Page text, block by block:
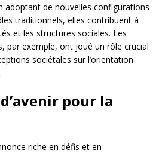
adoptant de nouvelles configurations
traditionnels, elles contribuent à
et les structures sociales. Les
par exemple, ont joué un rôle crucial
sociétales sur l’orientation
pour la
riche en défis et en